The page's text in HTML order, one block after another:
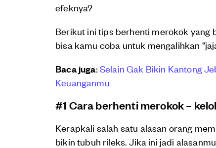
efeknya?
Berikut ini tips berhenti merokok yang
bisa kamu coba untuk mengalihkan
Baca juga: Selain Gak Bikin Kantong
Keuanganmu
#1 Cara berhenti merokok –
Kerapkali salah satu alasan orang
bikin tubuh rileks. Jika ini jadi